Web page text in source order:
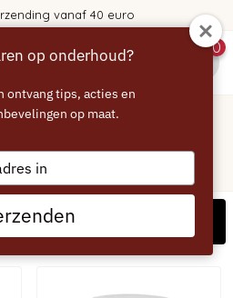
vanaf 40 euro
0
op onderhoud?
ontvang tips, acties en
op maat.